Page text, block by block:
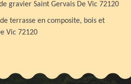
gravier Saint Gervais De Vic 72120
terrasse en composite, bois et
Vic 72120